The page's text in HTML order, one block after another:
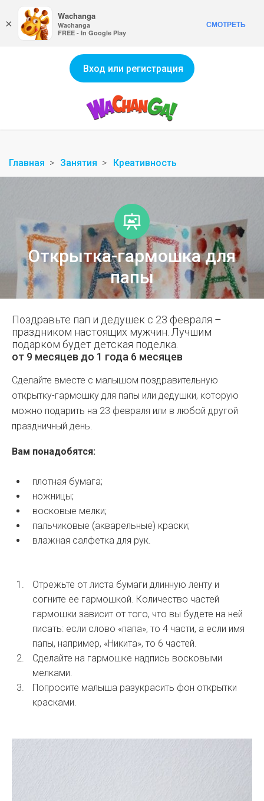
Вход или регистрация
Главная Занятия Креативность
Открытка-гармошка для
папы
Поздравьте пап и дедушек с 23 февраля –
праздником настоящих мужчин. Лучшим
подарком будет детская поделка.
от 9 месяцев до 1 года 6 месяцев
Сделайте вместе с малышом поздравительную
открытку-гармошку для папы или дедушки, которую
можно подарить на 23 февраля или в любой другой
праздничный день.
Вам понадобятся:
плотная бумага;
ножницы;
восковые мелки;
пальчиковые (акварельные) краски;
влажная салфетка для рук.
Отрежьте от листа бумаги длинную ленту и
согните ее гармошкой. Количество частей
гармошки зависит от того, что вы будете на ней
писать: если слово «папа», то 4 части, а если имя
папы, например, «Никита», то 6 частей.
Сделайте на гармошке надпись восковыми
мелками.
Попросите малыша разукрасить фон открытки
красками.
×
Wachanga
Wachanga
FREE - In Google Play
СМОТРЕТЬ